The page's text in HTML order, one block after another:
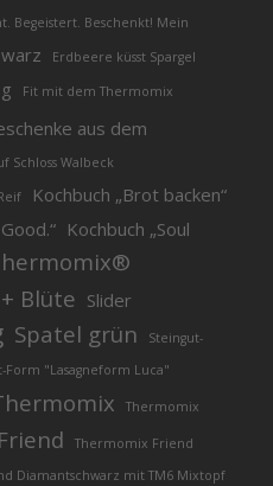
Begeistert. Beschenkt! Mein
Erdbeere küsst Spargel
Fit mit dem Thermomix
aus dem
Schloss Walbeck
Kochbuch „Brot backen“
Kochbuch „Soul
Blüte Slider
Spatel grün
Steingut-
Form "Lasagneform Luca"
Thermomix
Thermomix Friend
Diamantschwarz mit TM6 Mixtopf